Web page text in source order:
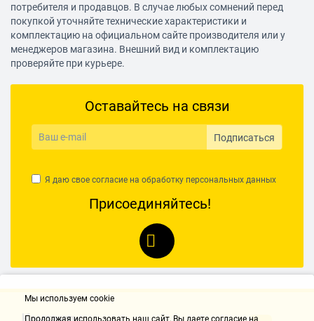
Переключатели
сенсорные
Таймер
на 99 мин
Функция отсрочки пуска
нет
Программы
Режим разморозки
есть
Автоматическое
приготовление
разморозка
Возможность внесения
своих рецептов в
нет
нет
поддержание заданной
температуры
потребителя и продавцов. В случае любых сомнений перед
покупкой уточняйте технические характеристики и
комплектацию на официальном сайте производителя или у
менеджеров магазина. Внешний вид и комплектацию
проверяйте при курьере.
Оставайтесь на связи
Подписаться
Я даю свое согласие на обработку персональных данных
Присоединяйтесь!
Мы используем cookie
Продолжая использовать наш cайт, Вы даете согласие на